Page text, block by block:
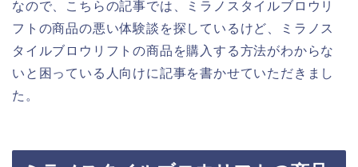
なので、こちらの記事では、ミラノスタイルブロウリ
フトの商品の悪い体験談を探しているけど、ミラノス
タイルブロウリフトの商品を購入する方法がわからな
いと困っている人向けに記事を書かせていただきまし
た。